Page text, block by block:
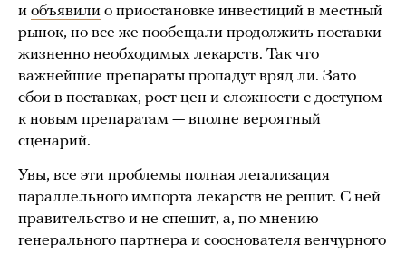
и объявили о приостановке инвестиций в местный
рынок, но все же пообещали продолжить поставки
жизненно необходимых лекарств. Так что
важнейшие препараты пропадут вряд ли. Зато
сбои в поставках, рост цен и сложности с доступом
к новым препаратам — вполне вероятный
сценарий.
Увы, все эти проблемы полная легализация
параллельного импорта лекарств не решит. С ней
правительство и не спешит, а, по мнению
генерального партнера и сооснователя венчурного